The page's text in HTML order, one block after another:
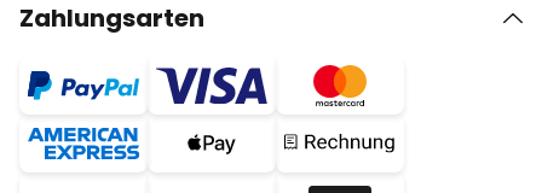
Zahlungsarten